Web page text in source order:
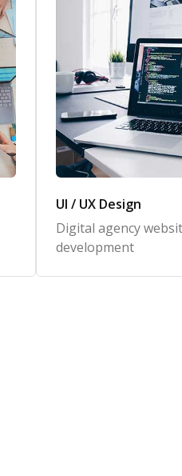
UI / UX Design
Digital agency
development